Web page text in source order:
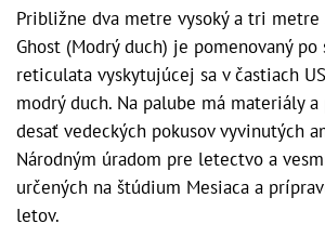
Približne dva metre vysoký a tri
Ghost (Modrý duch) je pomenovaný po
reticulata vyskytujúcej sa v častiach
modrý duch. Na palube má materiály
desať vedeckých pokusov vyvinutých
Národným úradom pre letectvo a
určených na štúdium Mesiaca a
letov.